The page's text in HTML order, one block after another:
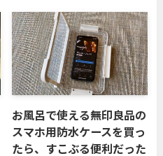
お風呂で使える無印良品の
スマホ用防水ケースを買っ
たら、すこぶる便利だった